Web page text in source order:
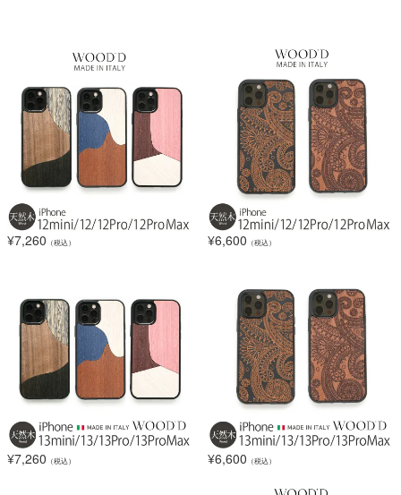
¥7,260 （税込） ¥6,600 （税込）
¥7,260 （税込） ¥6,600 （税込）